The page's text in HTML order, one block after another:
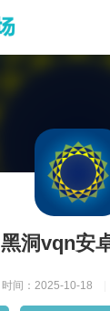
黑洞vqn安
时间：2025-10-18